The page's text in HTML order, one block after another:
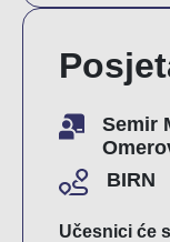
Semir
BIRN
Učesnici će